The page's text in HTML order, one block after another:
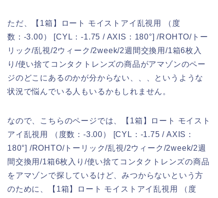
ただ、【1箱】ロート モイストアイ乱視用 （度
数：-3.00） [CYL：-1.75 / AXIS：180°] /ROHTO/トー
リック/乱視/2ウィーク/2week/2週間交換用/1箱6枚入
り/使い捨てコンタクトレンズの商品がアマゾンのペー
ジのどこにあるのかが分からない、、、というような
状況で悩んでいる人もいるかもしれません。
なので、こちらのページでは、【1箱】ロート モイスト
アイ乱視用 （度数：-3.00） [CYL：-1.75 / AXIS：
180°] /ROHTO/トーリック/乱視/2ウィーク/2week/2週
間交換用/1箱6枚入り/使い捨てコンタクトレンズの商品
をアマゾンで探しているけど、みつからないという方
のために、【1箱】ロート モイストアイ乱視用 （度